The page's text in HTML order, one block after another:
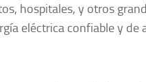
hospitales, y otros
eléctrica confiable y de